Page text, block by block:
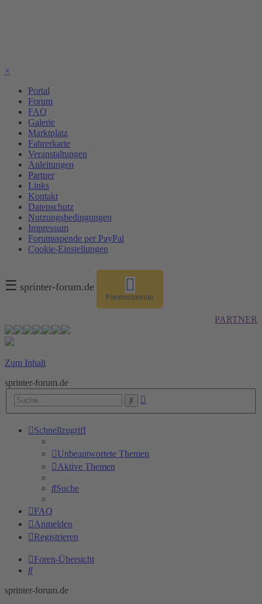
×
Portal
Forum
FAQ
Galerie
Marktplatz
Fahrerkarte
Veranstaltungen
Anleitungen
Partner
Links
Kontakt
Datenschutz
Nutzungsbedingungen
Impressum
Forumsspende per PayPal
Cookie-Einstellungen
☰ sprinter-forum.de
Forumsspende
PARTNER
Zum Inhalt
sprinter-forum.de
Suche
Schnellzugriff
Unbeantwortete Themen
Aktive Themen
Suche
FAQ
Anmelden
Registrieren
Foren-Übersicht
Suche
sprinter-forum.de